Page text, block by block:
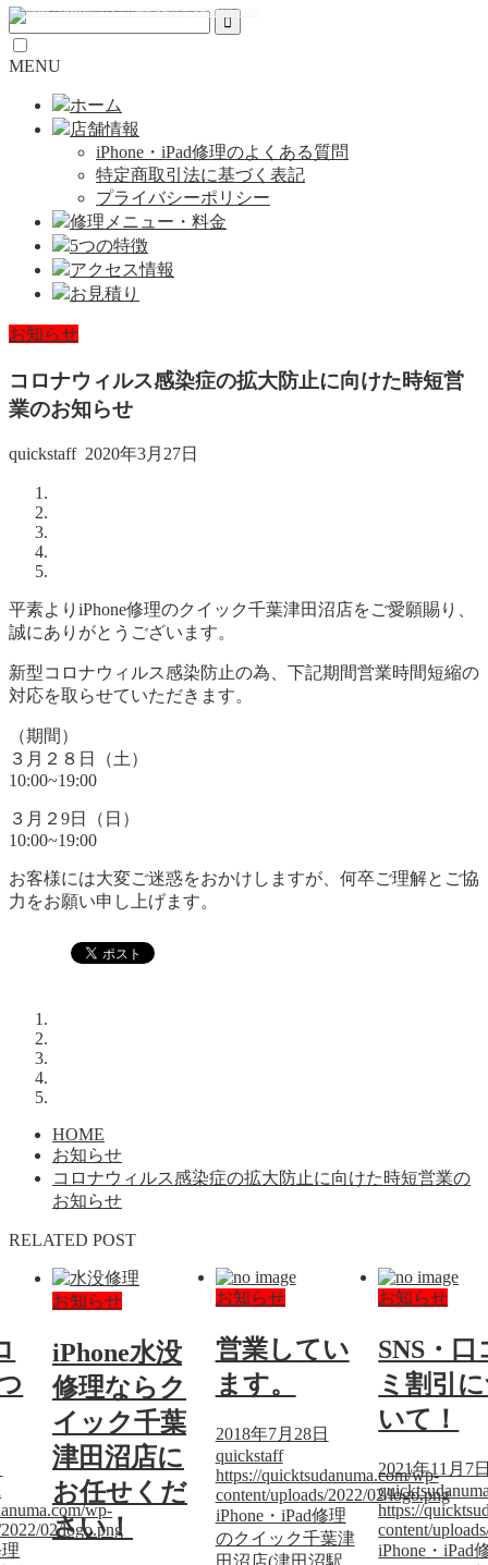
MENU
ホーム
店舗情報
iPhone・iPad修理のよくある質問
特定商取引法に基づく表記
プライバシーポリシー
修理メニュー・料金
5つの特徴
アクセス情報
お見積り
お知らせ
コロナウィルス感染症の拡大防止に向けた時短営
業のお知らせ
quickstaff 2020年3月27日
平素よりiPhone修理のクイック千葉津田沼店をご愛願賜り、
誠にありがとうございます。
新型コロナウィルス感染防止の為、下記期間営業時間短縮の
対応を取らせていただきます。
（期間）
３月２８日（土）
10:00~19:00
３月２9日（日）
10:00~19:00
お客様には大変ご迷惑をおかけしますが、何卒ご理解とご協
力をお願い申し上げます。
HOME
お知らせ
コロナウィルス感染症の拡大防止に向けた時短営業の
お知らせ
RELATED POST
wp-
02/logo.png
お知らせ
iPhone水没
修理ならク
イック千葉
津田沼店に
お任せくだ
さい！
お知らせ
営業してい
ます。
2018年7月28日
quickstaff
https://quicktsudanuma.com/wp-
content/uploads/2022/02/logo.png
iPhone・iPad修理
のクイック千葉津
田沼店(津田沼駅
お知らせ
SNS・口
ミ割引
いて！
2021年11月7
https://
content/
iPhone・iPad